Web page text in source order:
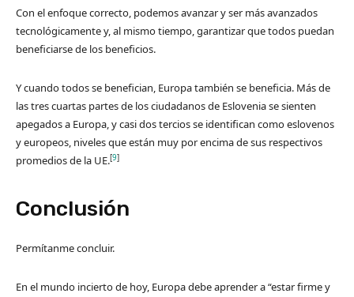
Con el enfoque correcto, podemos avanzar y ser más avanzados
tecnológicamente y, al mismo tiempo, garantizar que todos puedan
beneficiarse de los beneficios.
Y cuando todos se benefician, Europa también se beneficia. Más de
las tres cuartas partes de los ciudadanos de Eslovenia se sienten
apegados a Europa, y casi dos tercios se identifican como eslovenos
y europeos, niveles que están muy por encima de sus respectivos
promedios de la UE.[9]
Conclusión
Permítanme concluir.
En el mundo incierto de hoy, Europa debe aprender a “estar firme y